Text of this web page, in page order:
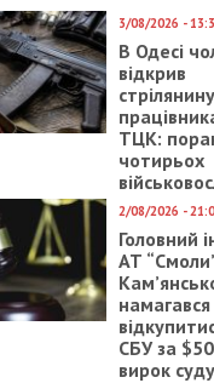
3/08/2026 -
В Одесі
відкрив
ТЦК:
чотирьох
2/08/2026 -
Головний
АТ
намагався
СБУ за
вирок суду